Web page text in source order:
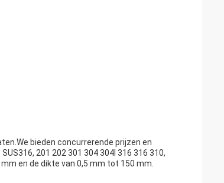
bieden concurrerende prijzen en
201 202 301 304 304l 316 316 310,
en de dikte van 0,5 mm tot 150 mm.